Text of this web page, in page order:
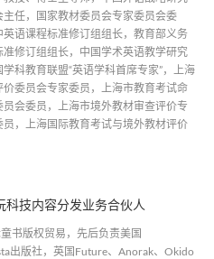
主任，国家教材委员会专家委员会委
英语课程标准修订组组长，教育部义务
修订组组长，中国学术英语教学研究
科教育联盟“英语学科首席专家”，上海
委员会专家委员，上海市教育考试命
会委员，上海市境外教材审查评价专
员，上海国际教育考试与境外教材评价
科技内容分发业务合伙人
书版权贸易，先后负责美国
出版社，英国Future、Anorak、Okido